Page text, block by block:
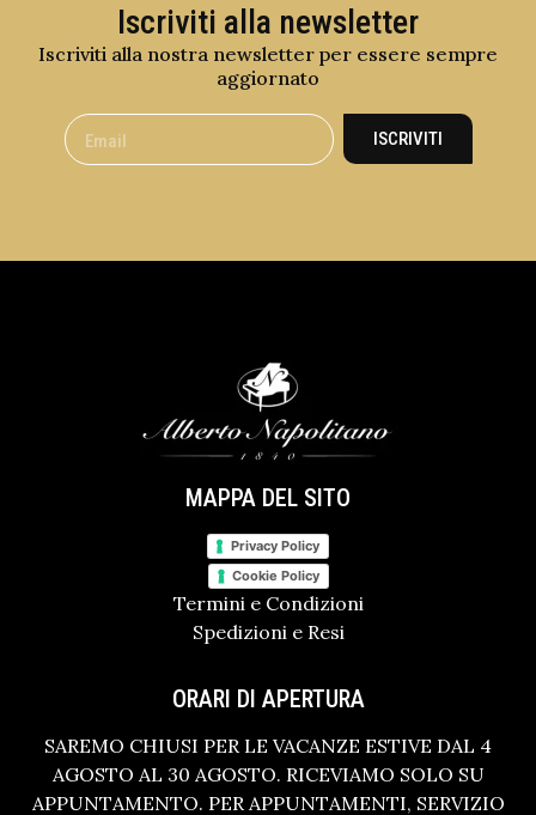
Iscriviti alla newsletter
Iscriviti alla nostra newsletter per essere sempre
aggiornato
ISCRIVITI
MAPPA DEL SITO
Privacy Policy
Cookie Policy
Termini e Condizioni
Spedizioni e Resi
ORARI DI APERTURA
SAREMO CHIUSI PER LE VACANZE ESTIVE DAL 4
AGOSTO AL 30 AGOSTO. RICEVIAMO SOLO SU
APPUNTAMENTO. PER APPUNTAMENTI, SERVIZIO